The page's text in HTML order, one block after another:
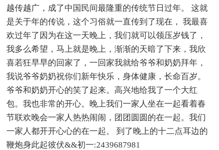
越传越广，成了中国民间最隆重的传统节日过年。 这就
是关于年的传说，这个习俗就一直传到了现在， 我最喜
欢过年了因为在这一天晚上，我们就可以领压岁钱了，
我多么希望，马上就是晚上，渐渐的天暗了下来，我欣
喜若狂早早的回家了，一回家我就给爷爷和奶奶拜年，
我说爷爷奶奶祝你们新年快乐，身体健康，长命百岁。
爷爷和奶奶开心的笑了起来。高兴地给我了一个大红
包。我也非常的开心。晚上我们一家人坐在一起看着春
节联欢晚会一家人热热闹闹，团团圆圆的在一起。我们
一家人都开开心心的在一起。 到了晚上的十二点耳边的
鞭炮身此起彼伏&&初一:2439687981